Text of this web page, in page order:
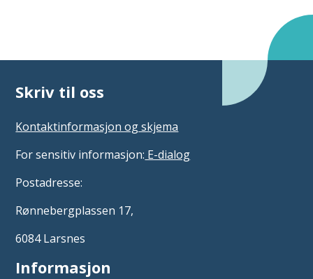
Skriv til oss
Kontaktinformasjon og skjema
For sensitiv informasjon: E-dialog
Postadresse:
Rønnebergplassen 17,
6084 Larsnes
Informasjon